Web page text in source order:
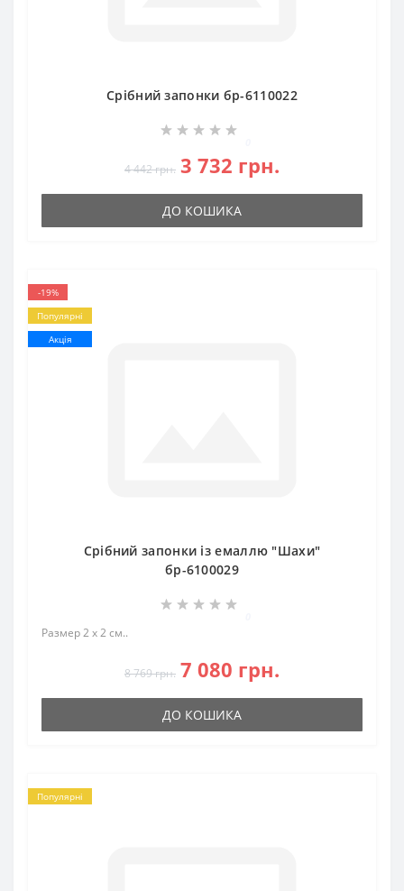
Срібний запонки бр-6110022
4 442 грн. 3 732 грн.
ДО КОШИКА
-19%
Популярні
Акція
Срібний запонки із емаллю "Шахи"
бр-6100029
Размер 2 х 2 см..
8 769 грн. 7 080 грн.
ДО КОШИКА
Популярні